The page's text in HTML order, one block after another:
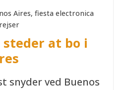
steder at bo i
snyder ved Buenos